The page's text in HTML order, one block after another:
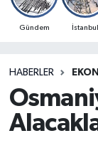
Gündem İstanbul
HABERLER
MAGAZİN
SPOR
RESMİ
Süper Lig
Son
Haber